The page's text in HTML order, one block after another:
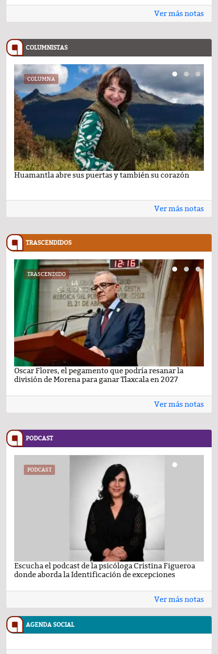
Ver más notas
COLUMNISTAS
COLUMNA
Huamantla abre sus puertas y también su corazón
Ver más notas
TRASCENDIDOS
TRASCENDIDO
Oscar Flores, el pegamento que podría resanar la
división de Morena para ganar Tlaxcala en 2027
Ver más notas
PODCAST
PODCAST
Escucha el podcast de la psicóloga Cristina Figueroa
donde aborda la Identificación de excepciones
Ver más notas
AGENDA SOCIAL